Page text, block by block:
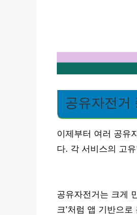
공유자전거
이제부터 여러 공유
다. 각 서비스의 고
공유자전거는 크게
크’처럼 앱 기반으